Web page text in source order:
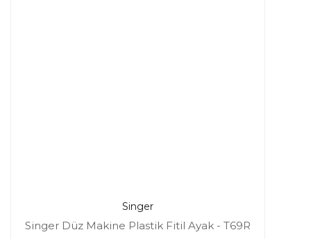
Singer
Singer Düz Makine Plastik Fitil Ayak - T69R